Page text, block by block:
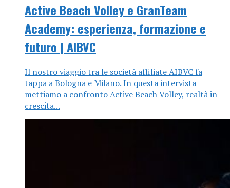
Active Beach Volley e GranTeam
Academy: esperienza, formazione e
futuro | AIBVC
Il nostro viaggio tra le società affiliate AIBVC fa
tappa a Bologna e Milano. In questa intervista
mettiamo a confronto Active Beach Volley, realtà in
crescita...